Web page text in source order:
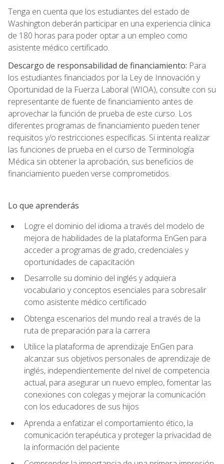
Tenga en cuenta que los estudiantes del estado de
Washington deberán participar en una experiencia clínica
de 180 horas para poder optar a un empleo como
asistente médico certificado.
Descargo de responsabilidad de financiamiento: Para
los estudiantes financiados por la Ley de Innovación y
Oportunidad de la Fuerza Laboral (WIOA), consulte con su
representante de fuente de financiamiento antes de
aprovechar la función de prueba de este curso. Los
diferentes programas de financiamiento pueden tener
requisitos y/o restricciones específicas. Si intenta realizar
las funciones de prueba en el curso de Terminología
Médica sin obtener la aprobación, sus beneficios de
financiamiento pueden verse comprometidos.
Lo que aprenderás
Logre el dominio del idioma a través del modelo de
mejora de habilidades de la plataforma EnGen para
acceder a programas de grado, credenciales y
oportunidades de capacitación
Desarrolle su dominio del inglés y adquiera
vocabulario y conceptos esenciales para sobresalir
como asistente médico certificado
Obtenga escenarios del mundo real a través de la
ruta de preparación para la carrera
Utilice la plataforma de aprendizaje EnGen para
alcanzar sus objetivos personales de aprendizaje de
inglés, independientemente del nivel de competencia
actual, para asegurar un nuevo empleo, fomentar las
conexiones con colegas y mejorar la comunicación
con los educadores de sus hijos
Aprenda a enfatizar el comportamiento ético, la
comunicación terapéutica y proteger la privacidad de
la información del paciente